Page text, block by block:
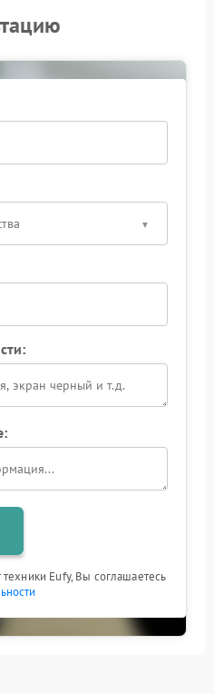
Eufy, Вы соглашаетесь